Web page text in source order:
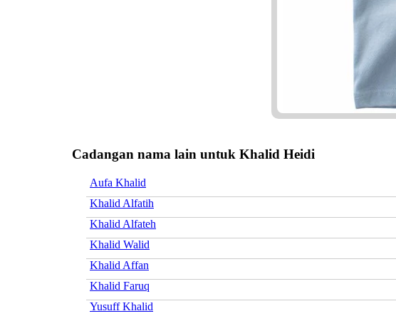
Cadangan nama lain untuk Khalid Heidi
Aufa Khalid
Khalid Alfatih
Khalid Alfateh
Khalid Walid
Khalid Affan
Khalid Faruq
Yusuff Khalid